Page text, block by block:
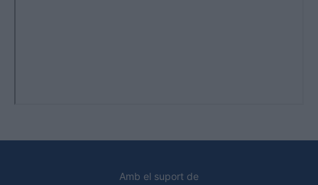
Amb el suport de